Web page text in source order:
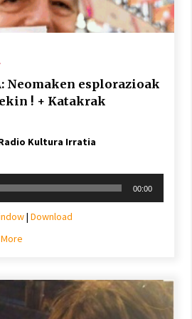
11/25
ingurua: irratia, podcastak
11/12
IX. Topaketak – Mila
Neomaken esplorazioak
! + Katakrak
Kultura Irratia
00:00
| Download
More